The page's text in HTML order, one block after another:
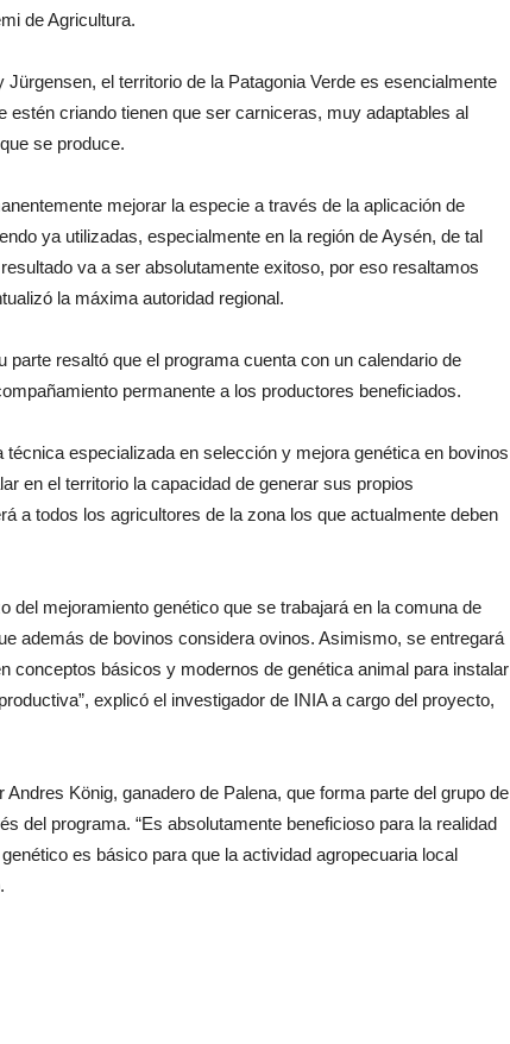
de Agricultura.
el territorio de la Patagonia Verde es esencialmente
criando tienen que ser carniceras, muy adaptables al
se produce.
mejorar la especie a través de la aplicación de
ya utilizadas, especialmente en la región de Aysén, de tal
va a ser absolutamente exitoso, por eso resaltamos
la máxima autoridad regional.
parte resaltó que el programa cuenta con un calendario de
permanente a los productores beneficiados.
especializada en selección y mejora genética en bovinos
en el territorio la capacidad de generar sus propios
a todos los agricultores de la zona los que actualmente deben
mejoramiento genético que se trabajará en la comuna de
además de bovinos considera ovinos. Asimismo, se entregará
conceptos básicos y modernos de genética animal para instalar
explicó el investigador de INIA a cargo del proyecto,
König, ganadero de Palena, que forma parte del grupo de
del programa. “Es absolutamente beneficioso para la realidad
es básico para que la actividad agropecuaria local